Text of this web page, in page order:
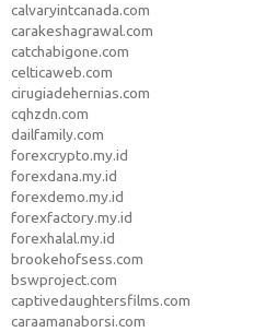
calvaryintcanada.com
carakeshagrawal.com
catchabigone.com
celticaweb.com
cirugiadehernias.com
cqhzdn.com
dailfamily.com
forexcrypto.my.id
forexdana.my.id
forexdemo.my.id
forexfactory.my.id
forexhalal.my.id
brookehofsess.com
bswproject.com
captivedaughtersfilms.com
caraamanaborsi.com